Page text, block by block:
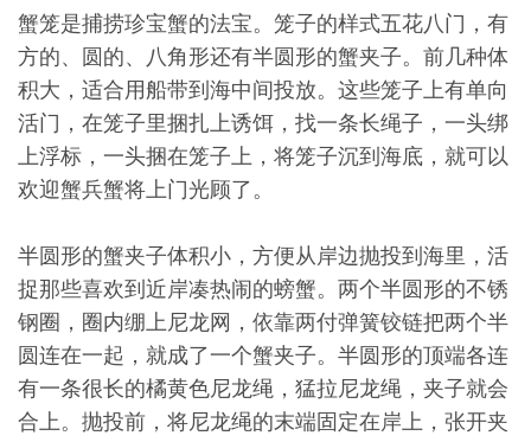
蟹笼是捕捞珍宝蟹的法宝。笼子的样式五花八门，有
方的、圆的、八角形还有半圆形的蟹夹子。前几种体
积大，适合用船带到海中间投放。这些笼子上有单向
活门，在笼子里捆扎上诱饵，找一条长绳子，一头绑
上浮标，一头捆在笼子上，将笼子沉到海底，就可以
欢迎蟹兵蟹将上门光顾了。
半圆形的蟹夹子体积小，方便从岸边抛投到海里，活
捉那些喜欢到近岸凑热闹的螃蟹。两个半圆形的不锈
钢圈，圈内绷上尼龙网，依靠两付弹簧铰链把两个半
圆连在一起，就成了一个蟹夹子。半圆形的顶端各连
有一条很长的橘黄色尼龙绳，猛拉尼龙绳，夹子就会
合上。抛投前，将尼龙绳的末端固定在岸上，张开夹